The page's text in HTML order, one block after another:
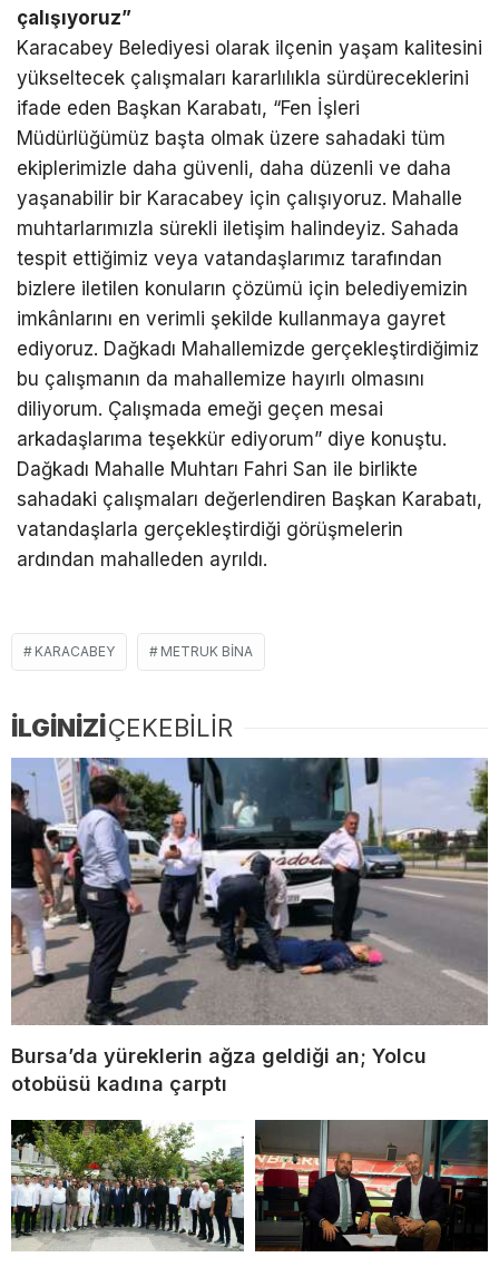
çalışıyoruz”
Karacabey Belediyesi olarak ilçenin yaşam kalitesini
yükseltecek çalışmaları kararlılıkla sürdüreceklerini
ifade eden Başkan Karabatı, “Fen İşleri
Müdürlüğümüz başta olmak üzere sahadaki tüm
ekiplerimizle daha güvenli, daha düzenli ve daha
yaşanabilir bir Karacabey için çalışıyoruz. Mahalle
muhtarlarımızla sürekli iletişim halindeyiz. Sahada
tespit ettiğimiz veya vatandaşlarımız tarafından
bizlere iletilen konuların çözümü için belediyemizin
imkânlarını en verimli şekilde kullanmaya gayret
ediyoruz. Dağkadı Mahallemizde gerçekleştirdiğimiz
bu çalışmanın da mahallemize hayırlı olmasını
diliyorum. Çalışmada emeği geçen mesai
arkadaşlarıma teşekkür ediyorum” diye konuştu.
Dağkadı Mahalle Muhtarı Fahri San ile birlikte
sahadaki çalışmaları değerlendiren Başkan Karabatı,
vatandaşlarla gerçekleştirdiği görüşmelerin
ardından mahalleden ayrıldı.
KARACABEY METRUK BINA
İLGİNİZİÇEKEBİLİR
Bursa’da yüreklerin ağza geldiği an; Yolcu
otobüsü kadına çarptı